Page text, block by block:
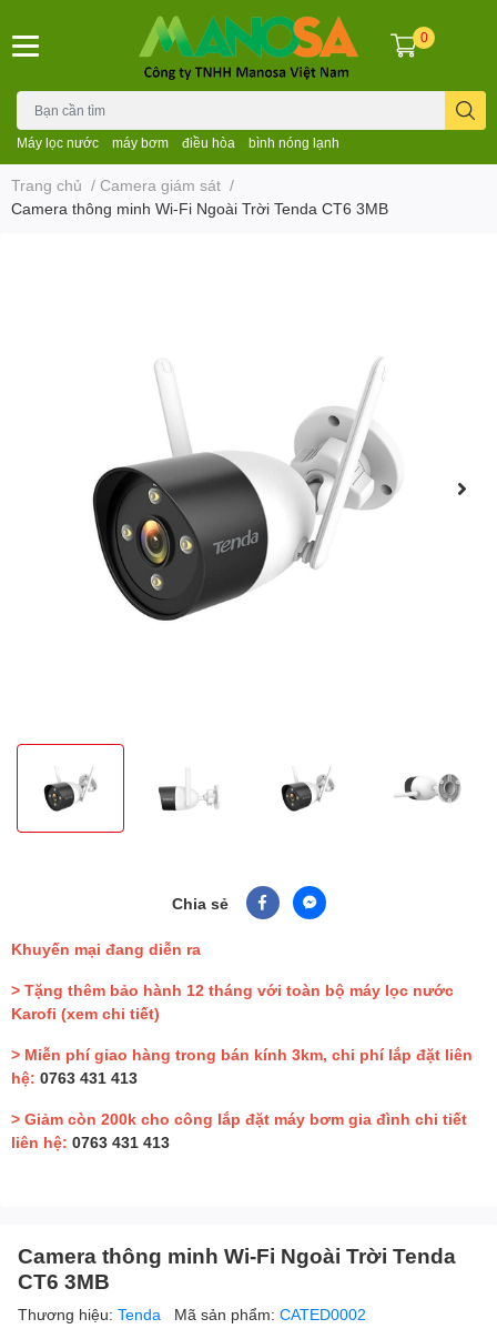
Máy lọc nước máy bơm điều hòa bình nóng lạnh
0
Trang chủ / Camera giám sát /
Camera thông minh Wi-Fi Ngoài Trời Tenda CT6 3MB
Chia sẻ
Khuyến mại đang diễn ra
> Tặng thêm bảo hành 12 tháng với toàn bộ máy lọc nước
Karofi (xem chi tiết)
> Miễn phí giao hàng trong bán kính 3km, chi phí lắp đặt liên
hệ: 0763 431 413
> Giảm còn 200k cho công lắp đặt máy bơm gia đình chi tiết
liên hệ: 0763 431 413
Camera thông minh Wi-Fi Ngoài Trời Tenda
CT6 3MB
Thương hiệu: Tenda Mã sản phẩm: CATED0002